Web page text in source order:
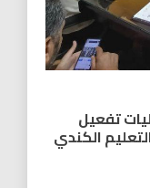
تفعيل
الكندي